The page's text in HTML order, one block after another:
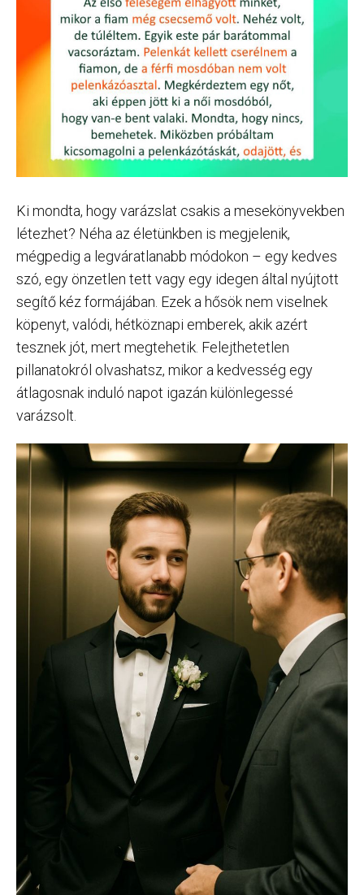
Ki mondta, hogy varázslat csakis a mesekönyvekben
létezhet? Néha az életünkben is megjelenik,
mégpedig a legváratlanabb módokon – egy kedves
szó, egy önzetlen tett vagy egy idegen által nyújtott
segítő kéz formájában. Ezek a hősök nem viselnek
köpenyt, valódi, hétköznapi emberek, akik azért
tesznek jót, mert megtehetik. Felejthetetlen
pillanatokról olvashatsz, mikor a kedvesség egy
átlagosnak induló napot igazán különlegessé
varázsolt.